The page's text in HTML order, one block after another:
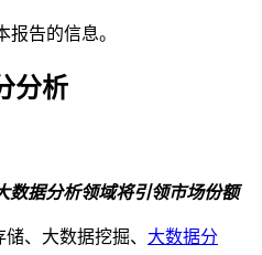
报告的信息。
分析
数据分析领域将引领市场份额
、大数据挖掘、 大数据分